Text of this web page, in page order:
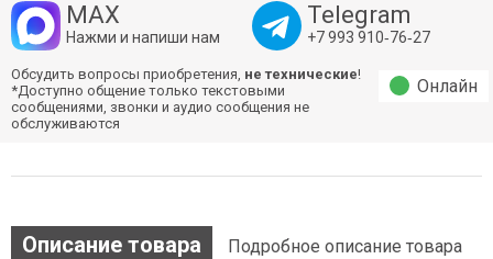
MAX
Нажми и напиши нам
Telegram
+7 993 910‑76‑27
Обсудить вопросы приобретения, не технические!
*Доступно общение только текстовыми
сообщениями, звонки и аудио сообщения не
обслуживаются
Онлайн
Описание товара Подробное описание товара